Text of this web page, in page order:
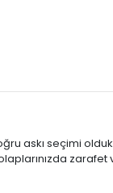
askı seçimi